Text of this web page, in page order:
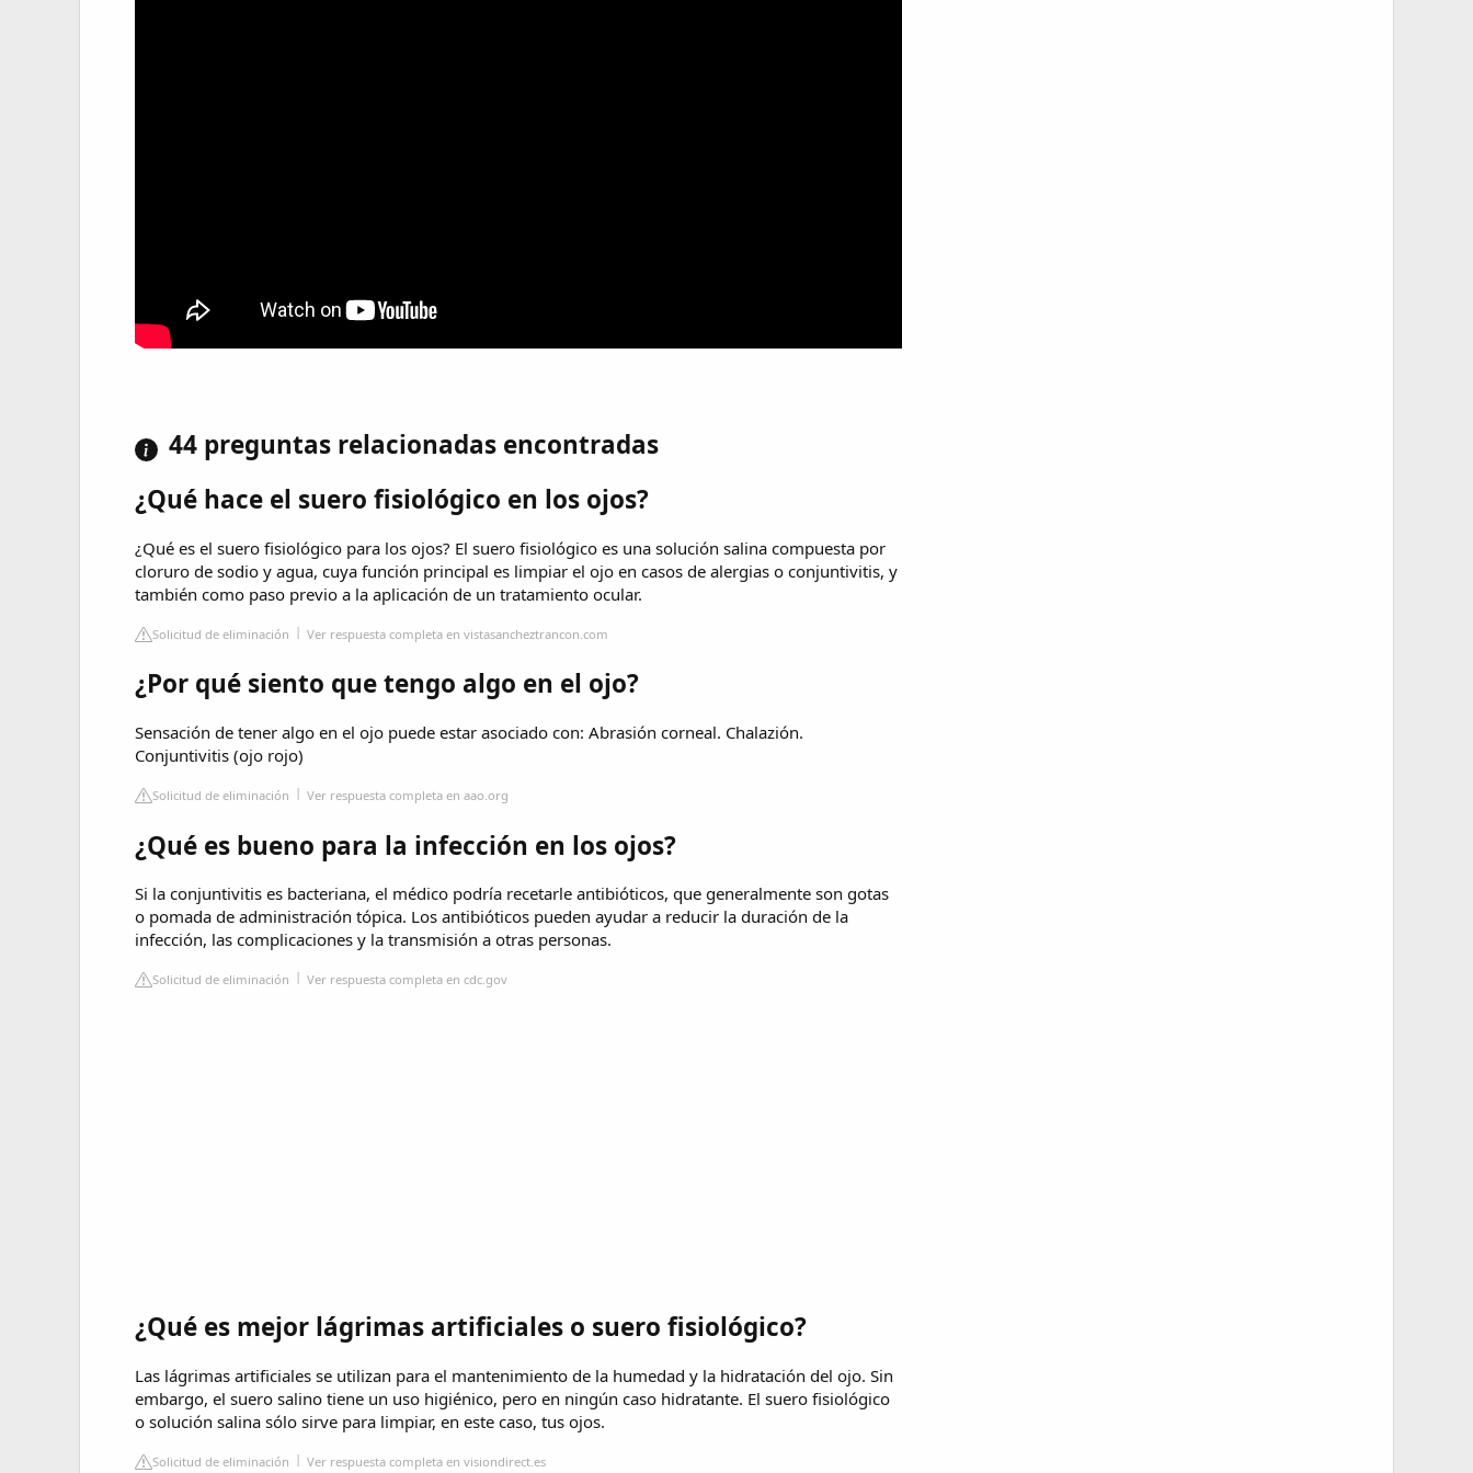
44 preguntas relacionadas encontradas
¿Qué hace el suero fisiológico en los ojos?
¿Qué es el suero fisiológico para los ojos? El suero fisiológico es una solución salina compuesta por
cloruro de sodio y agua, cuya función principal es limpiar el ojo en casos de alergias o conjuntivitis, y
también como paso previo a la aplicación de un tratamiento ocular.
Solicitud de eliminación Ver respuesta completa en vistasancheztrancon.com
¿Por qué siento que tengo algo en el ojo?
Sensación de tener algo en el ojo puede estar asociado con: Abrasión corneal. Chalazión.
Conjuntivitis (ojo rojo)
Solicitud de eliminación Ver respuesta completa en aao.org
¿Qué es bueno para la infección en los ojos?
Si la conjuntivitis es bacteriana, el médico podría recetarle antibióticos, que generalmente son gotas
o pomada de administración tópica. Los antibióticos pueden ayudar a reducir la duración de la
infección, las complicaciones y la transmisión a otras personas.
Solicitud de eliminación Ver respuesta completa en cdc.gov
¿Qué es mejor lágrimas artificiales o suero fisiológico?
Las lágrimas artificiales se utilizan para el mantenimiento de la humedad y la hidratación del ojo. Sin
embargo, el suero salino tiene un uso higiénico, pero en ningún caso hidratante. El suero fisiológico
o solución salina sólo sirve para limpiar, en este caso, tus ojos.
Solicitud de eliminación Ver respuesta completa en visiondirect.es